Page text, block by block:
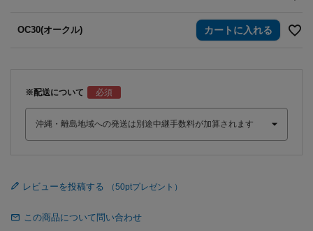
OC30(オークル) カートに入れる
※配送について
レビューを投稿する
この商品について問い合わせ